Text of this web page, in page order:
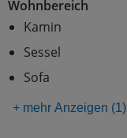
Wohnbereich
Kamin
Sessel
Sofa
+ mehr Anzeigen (1)